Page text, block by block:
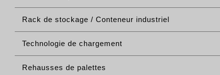
Rack de stockage / Conteneur industriel
Technologie de chargement
Rehausses de palettes